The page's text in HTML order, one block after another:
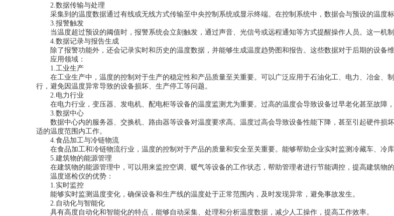
2.数据传输与处理
采集到的温度数据通过有线或无线方式传输至中央控制系统或显示终端。在控制系统中，数据会与预设的温度标
3.报警触发
当温度超过预设的阈值时，报警系统会立刻触发，通过声音、光信号或远程通知等方式提醒操作人员。这一机制
4.数据记录与报告生成
除了报警功能外，还会记录实时和历史的温度数据，并能够生成温度趋势图和报告。这些数据对于后期的设备维
应用领域：
1.工业生产
在工业生产中，温度的控制对于生产的稳定性和产品质量至关重要。可以广泛应用于石油化工、电力、冶金、
行，避免因温度异常导致的设备损坏、生产停工等问题。
2.电力行业
在电力行业，变压器、发电机、配电柜等设备的温度监测尤为重要。过高的温度会导致设备过早老化甚至故障
3.数据中心
数据中心内的服务器、交换机、路由器等设备对温度要求高。温度过高会导致设备性能下降，甚至引起硬件损
适的温度范围内工作。
4.食品加工与冷链物流
在食品加工和冷链物流行业，温度的控制对于产品的质量和安全至关重要。能够帮助企业实时监测冷藏车、冷库
5.建筑物的能源管理
在建筑物的能源管理中，可以用来监控空调、暖气等设备的工作状态，帮助管理者进行节能调控，提高建筑物的
温度巡检仪的优势：
1.实时监控
能够实时监测温度变化，确保设备和生产线的温度处于正常范围内，及时发现异常，避免事故发生。
2.自动化与智能化
具有高度自动化和智能化的特点，能够自动采集、处理和分析温度数据，减少人工操作，提高工作效率。